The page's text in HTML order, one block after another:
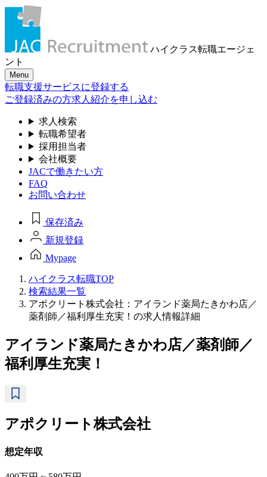
ハイクラス転職エージェ
ント
Menu
転職支援サービスに登録する
ご登録済みの方求人紹介を申し込む
求人検索
転職希望者
採用担当者
会社概要
JACで働きたい方
FAQ
お問い合わせ
保存済み
新規登録
Mypage
ハイクラス転職TOP
検索結果一覧
アポクリート株式会社：アイランド薬局たきかわ店／
薬剤師／福利厚生充実！の求人情報詳細
アイランド薬局たきかわ店／薬剤師／
福利厚生充実！
アポクリート株式会社
想定年収